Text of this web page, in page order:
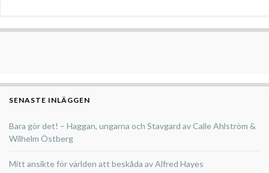
SENASTE INLÄGGEN
Bara gör det! – Haggan, ungarna och Stavgard av Calle Ahlström &
Wilhelm Östberg
Mitt ansikte för världen att beskåda av Alfred Hayes